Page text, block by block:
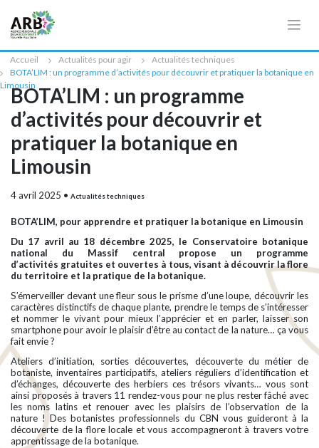
Accueil Actualités pour agir
Actualités techniques
BOTA’LIM : un programme d’activités pour découvrir et pratiquer la botanique en
Limousin
BOTA’LIM : un programme
d’activités pour découvrir et
pratiquer la botanique en
Limousin
4 avril 2025 • Actualités techniques
BOTA’LIM, pour apprendre et pratiquer la botanique en Limousin
Du 17 avril au 18 décembre 2025, le Conservatoire botanique
national du Massif central propose un programme
d’activités gratuites et ouvertes à tous, visant à découvrir la flore
du territoire et la pratique de la botanique.
S’émerveiller devant une fleur sous le prisme d’une loupe, découvrir les
caractères distinctifs de chaque plante, prendre le temps de s’intéresser
et nommer le vivant pour mieux l’apprécier et en parler, laisser son
smartphone pour avoir le plaisir d’être au contact de la nature… ça vous
fait envie ?
Ateliers d’initiation, sorties découvertes, découverte du métier de
botaniste, inventaires participatifs, ateliers réguliers d’identification et
d’échanges, découverte des herbiers ces trésors vivants… vous sont
ainsi proposés à travers 11 rendez-vous pour ne plus rester fâché avec
les noms latins et renouer avec les plaisirs de l’observation de la
nature ! Des botanistes professionnels du CBN vous guideront à la
découverte de la flore locale et vous accompagneront à travers votre
apprentissage de la botanique.